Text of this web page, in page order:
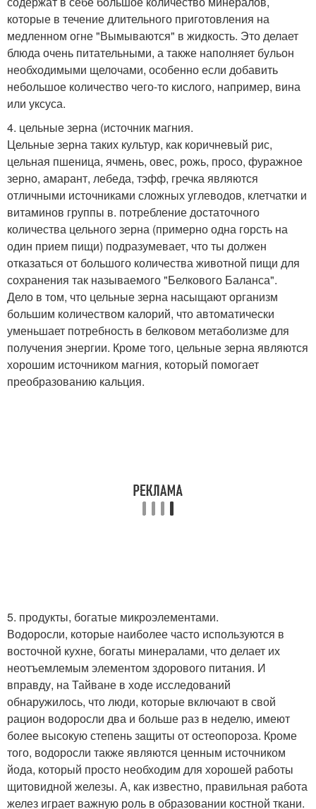
которые в течение длительного приготовления на
медленном огне "Вымываются" в жидкость. Это делает
блюда очень питательными, а также наполняет бульон
необходимыми щелочами, особенно если добавить
небольшое количество чего-то кислого, например, вина
или уксуса.
4. цельные зерна (источник магния.
Цельные зерна таких культур, как коричневый рис,
цельная пшеница, ячмень, овес, рожь, просо, фуражное
зерно, амарант, лебеда, тэфф, гречка являются
отличными источниками сложных углеводов, клетчатки и
витаминов группы в. потребление достаточного
количества цельного зерна (примерно одна горсть на
один прием пищи) подразумевает, что ты должен
отказаться от большого количества животной пищи для
сохранения так называемого "Белкового Баланса".
Дело в том, что цельные зерна насыщают организм
большим количеством калорий, что автоматически
уменьшает потребность в белковом метаболизме для
получения энергии. Кроме того, цельные зерна являются
хорошим источником магния, который помогает
преобразованию кальция.
5. продукты, богатые микроэлементами.
Водоросли, которые наиболее часто используются в
восточной кухне, богаты минералами, что делает их
неотъемлемым элементом здорового питания. И
вправду, на Тайване в ходе исследований
обнаружилось, что люди, которые включают в свой
рацион водоросли два и больше раз в неделю, имеют
более высокую степень защиты от остеопороза. Кроме
того, водоросли также являются ценным источником
йода, который просто необходим для хорошей работы
щитовидной железы. А, как известно, правильная работа
желез играет важную роль в образовании костной ткани.